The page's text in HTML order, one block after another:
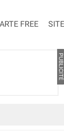
FREE
PUBLICITÉ